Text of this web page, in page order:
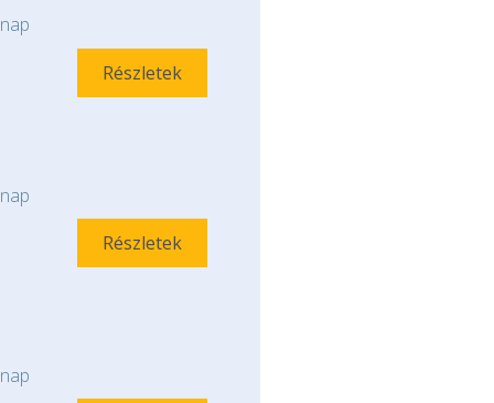
Részletek
Részletek